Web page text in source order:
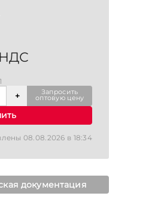
НДС
Запросить
оптовую цену
08.08.2026 в 18:34
документация